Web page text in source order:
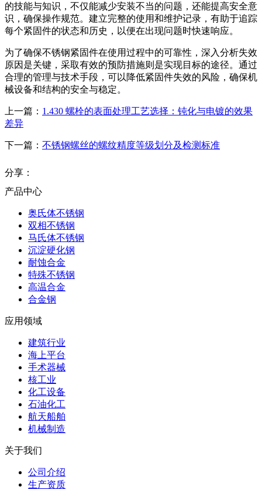
的技能与知识，不仅能减少安装不当的问题，还能提高安全意
识，确保操作规范。建立完整的使用和维护记录，有助于追踪
每个紧固件的状态和历史，以便在出现问题时快速响应。
为了确保不锈钢紧固件在使用过程中的可靠性，深入分析失效
原因是关键，采取有效的预防措施则是实现目标的途径。通过
合理的管理与技术手段，可以降低紧固件失效的风险，确保机
械设备和结构的安全与稳定。
上一篇： 1.430 螺栓的表面处理工艺选择：钝化与电镀的效果
差异
下一篇： 不锈钢螺丝的螺纹精度等级划分及检测标准
分享：
产品中心
奥氏体不锈钢
双相不锈钢
马氏体不锈钢
沉淀硬化钢
耐蚀合金
特殊不锈钢
高温合金
合金钢
应用领域
建筑行业
海上平台
手术器械
核工业
化工设备
石油化工
航天船舶
机械制造
关于我们
公司介绍
生产资质